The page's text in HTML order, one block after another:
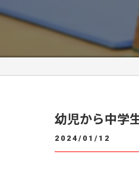
幼児から中学
2024/01/12